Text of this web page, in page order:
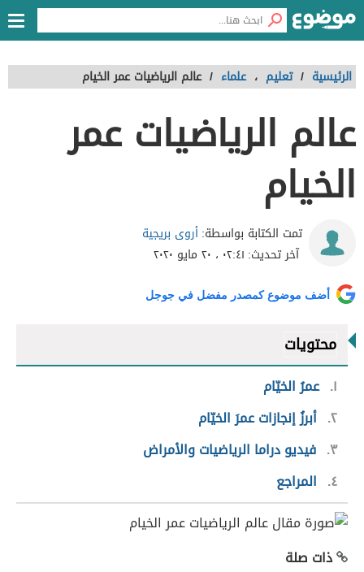
الرئيسية / تعليم ، علماء / عالم الرياضيات عمر الخيام
عالم الرياضيات عمر
الخيام
تمت الكتابة بواسطة:أروى بريجية
آخر تحديث: ٠٢:٤١ ، ٢٠ مايو ٢٠٢٠
أضف موضوع كمصدر مفضل في جوجل
محتويات
١ عمرُ الخيّام
٢ أبرزُ إنجازات عمرَ الخيّام
٣ فيديو دراما الرياضيات والأمراض
٤
المراجع
ذات صلة